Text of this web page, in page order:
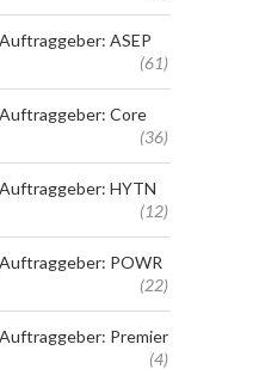
ASEP
(61)
Core
(36)
HYTN
(12)
POWR
(22)
Premier
(4)